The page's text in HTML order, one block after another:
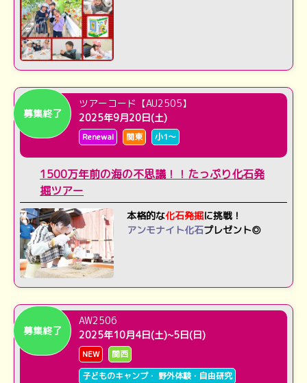
募集終了
ツアーコード【AU2505】
2025年9月20日(土)
Renewal 関東 小1～
1500万年前の海の不思議！！たっぷり化石発
掘ツアー
本格的な化石発掘に挑戦！
アンモナイト化石プレゼント◎
募集終了
AW2506
2025年10月4日(土)~5日(日)
NEW
関西
子どものキャンプ・ 野外体験・自由研究